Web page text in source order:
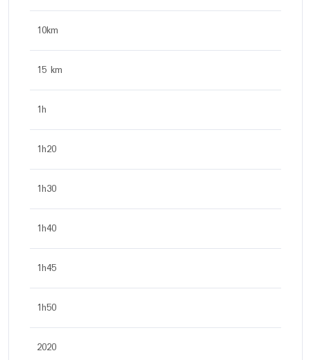
10km
15 km
1h
1h20
1h30
1h40
1h45
1h50
2020